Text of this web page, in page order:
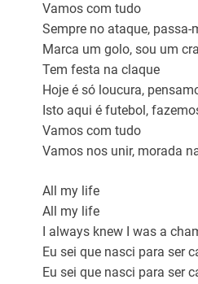
Vamos com tudo
Sempre no ataque, passa-
Marca um golo, sou um
Tem festa na claque
Hoje é só loucura,
Isto aqui é futebol,
Vamos com tudo
Vamos nos unir, morada
All my life
All my life
I always knew I was a
Eu sei que nasci para ser
Eu sei que nasci para ser